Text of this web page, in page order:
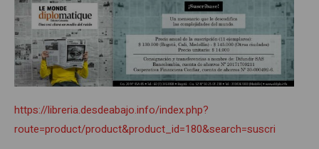
https://libreria.desdeabajo.info/index.php?
route=product/product&product_id=180&search=suscri